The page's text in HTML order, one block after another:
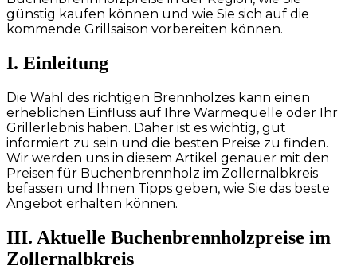
günstig kaufen können und wie Sie sich auf die
kommende Grillsaison vorbereiten können.
I. Einleitung
Die Wahl des richtigen Brennholzes kann einen
erheblichen Einfluss auf Ihre Wärmequelle oder Ihr
Grillerlebnis haben. Daher ist es wichtig, gut
informiert zu sein und die besten Preise zu finden.
Wir werden uns in diesem Artikel genauer mit den
Preisen für Buchenbrennholz im Zollernalbkreis
befassen und Ihnen Tipps geben, wie Sie das beste
Angebot erhalten können.
III. Aktuelle Buchenbrennholzpreise im
Zollernalbkreis